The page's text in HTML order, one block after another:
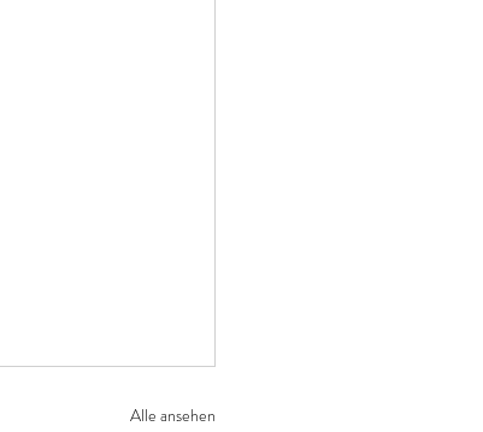
Alle ansehen